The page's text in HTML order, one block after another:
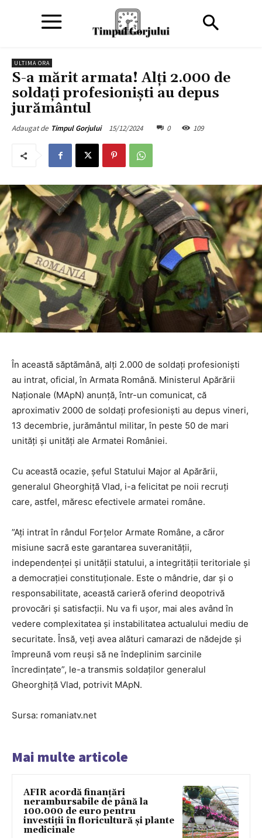
ULTIMA ORA
S-a mărit armata! Alți 2.000 de
soldați profesioniști au depus
jurământul
Adaugat de Timpul Gorjului 15/12/2024 0 109
În această săptămână, alți 2.000 de soldați profesioniști
au intrat, oficial, în Armata Română. Ministerul Apărării
Naționale (MApN) anunță, într-un comunicat, că
aproximativ 2000 de soldați profesioniști au depus vineri,
13 decembrie, jurământul militar, în peste 50 de mari
unități și unități ale Armatei României.
Cu această ocazie, șeful Statului Major al Apărării,
generalul Gheorghiță Vlad, i-a felicitat pe noii recruți
care, astfel, măresc efectivele armatei române.
”Ați intrat în rândul Forțelor Armate Române, a căror
misiune sacră este garantarea suveranității,
independenței și unității statului, a integrității teritoriale și
a democrației constituționale. Este o mândrie, dar și o
responsabilitate, această carieră oferind deopotrivă
provocări și satisfacții. Nu va fi ușor, mai ales având în
vedere complexitatea și instabilitatea actualului mediu de
securitate. Însă, veți avea alături camarazi de nădejde și
împreună vom reuși să ne îndeplinim sarcinile
încredințate”, le-a transmis soldaților generalul
Gheorghiță Vlad, potrivit MApN.
Sursa: romaniatv.net
Mai multe articole
AFIR acordă finanțări
nerambursabile de până la
100.000 de euro pentru
investiții în floricultură și plante
medicinale